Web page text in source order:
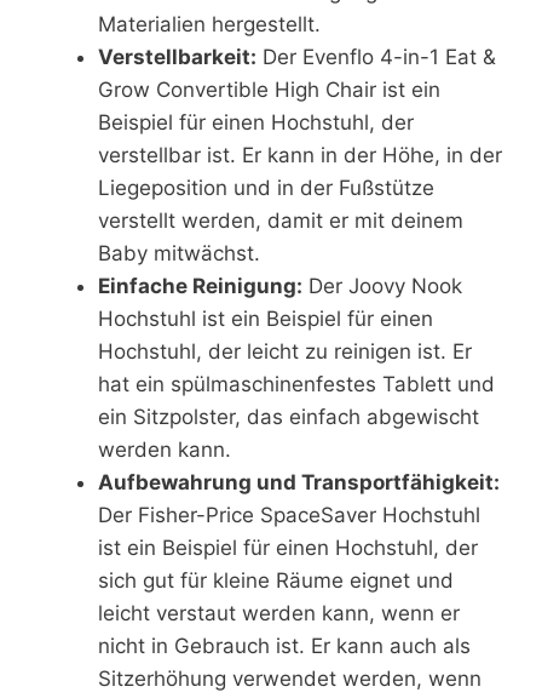
Materialien hergestellt.
Verstellbarkeit: Der Evenflo 4-in-1 Eat &
Grow Convertible High Chair ist ein
Beispiel für einen Hochstuhl, der
verstellbar ist. Er kann in der Höhe, in der
Liegeposition und in der Fußstütze
verstellt werden, damit er mit deinem
Baby mitwächst.
Einfache Reinigung: Der Joovy Nook
Hochstuhl ist ein Beispiel für einen
Hochstuhl, der leicht zu reinigen ist. Er
hat ein spülmaschinenfestes Tablett und
ein Sitzpolster, das einfach abgewischt
werden kann.
Aufbewahrung und Transportfähigkeit:
Der Fisher-Price SpaceSaver Hochstuhl
ist ein Beispiel für einen Hochstuhl, der
sich gut für kleine Räume eignet und
leicht verstaut werden kann, wenn er
nicht in Gebrauch ist. Er kann auch als
Sitzerhöhung verwendet werden, wenn